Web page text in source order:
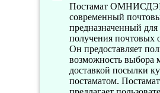
Постамат
современный
предназначенный
получения почтовых
Он предоставляет
возможность выбора
доставкой посылки
постаматом.